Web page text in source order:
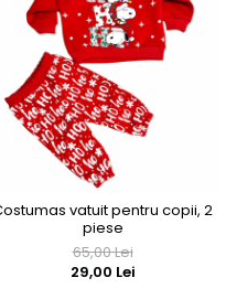
vatuit pentru copii, 2
piese
65,00 Lei
29,00 Lei